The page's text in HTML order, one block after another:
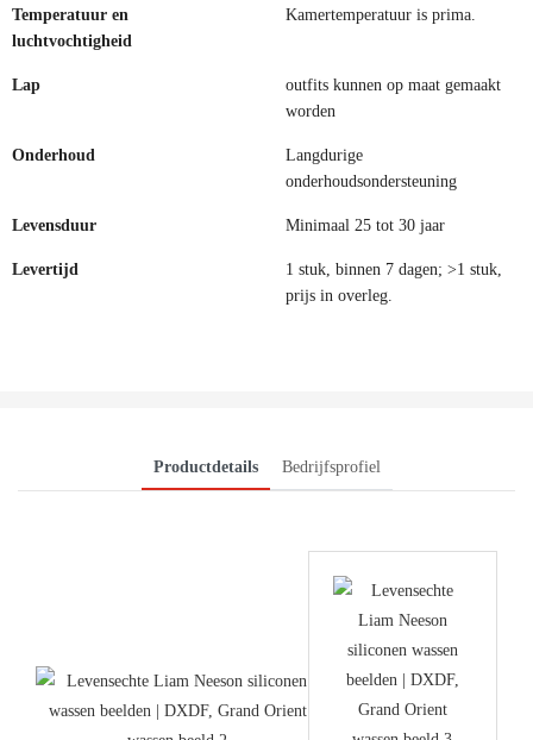
Temperatuur en
luchtvochtigheid
Kamertemperatuur is prima.
Lap
outfits kunnen op maat gemaakt
worden
Onderhoud
Langdurige
onderhoudsondersteuning
Levensduur Minimaal 25 tot 30 jaar
Levertijd
1 stuk, binnen 7 dagen; >1 stuk,
prijs in overleg.
Productdetails Bedrijfsprofiel